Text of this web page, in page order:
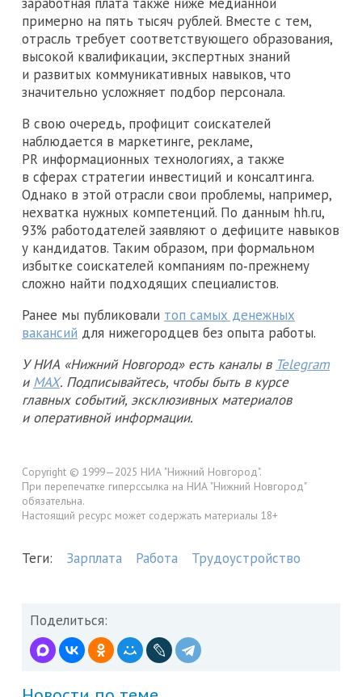
примерно на пять тысяч рублей. Вместе с тем,
отрасль требует соответствующего образования,
высокой квалификации, экспертных знаний
и развитых коммуникативных навыков, что
значительно усложняет подбор персонала.
В свою очередь, профицит соискателей
наблюдается в маркетинге, рекламе,
PR информационных технологиях, а также
в сферах стратегии инвестиций и консалтинга.
Однако в этой отрасли свои проблемы, например,
нехватка нужных компетенций. По данным hh.ru,
93% работодателей заявляют о дефиците навыков
у кандидатов. Таким образом, при формальном
избытке соискателей компаниям по‑прежнему
сложно найти подходящих специалистов.
Ранее мы публиковали топ самых денежных
вакансий для нижегородцев без опыта работы.
У НИА «Нижний Новгород» есть каналы в Telegram
и MAX. Подписывайтесь, чтобы быть в курсе
главных событий, эксклюзивных материалов
и оперативной информации.
Copyright © 1999—2025 НИА "Нижний Новгород".
При перепечатке гиперссылка на НИА "Нижний Новгород"
обязательна.
Настоящий ресурс может содержать материалы 18+
Теги: Зарплата Работа Трудоустройство
Поделиться: